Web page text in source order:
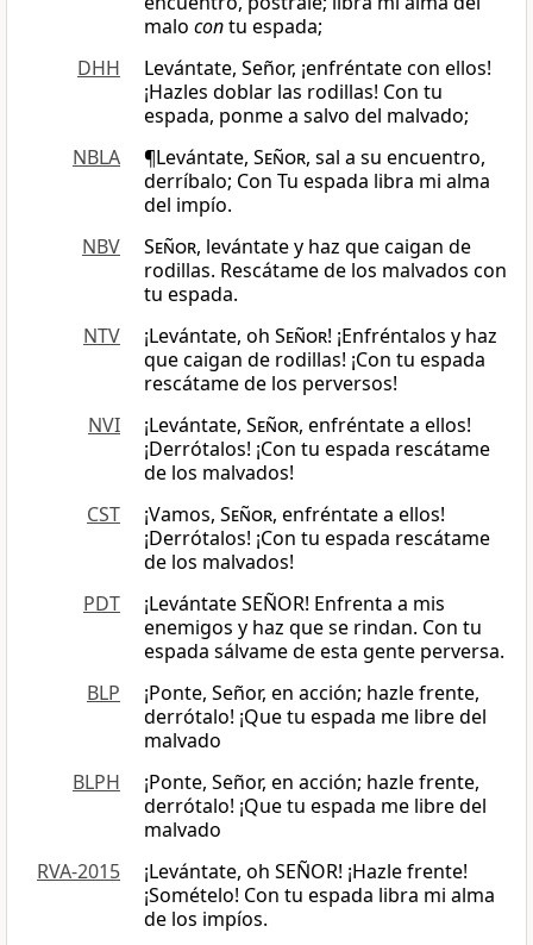
malo contu espada;
DHH
Levántate, Señor, ¡enfréntate con ellos!
¡Hazles doblar las rodillas! Con tu
espada, ponme a salvo del malvado;
NBLA
¶Levántate, Señor, sal a su encuentro,
derríbalo; Con Tu espada libra mi alma
del impío.
NBV
Señor, levántate y haz que caigan de
rodillas. Rescátame de los malvados con
tu espada.
NTV
¡Levántate, oh Señor! ¡Enfréntalos y haz
que caigan de rodillas! ¡Con tu espada
rescátame de los perversos!
NVI
¡Levántate, Señor, enfréntate a ellos!
¡Derrótalos! ¡Con tu espada rescátame
de los malvados!
CST
¡Vamos, Señor, enfréntate a ellos!
¡Derrótalos! ¡Con tu espada rescátame
de los malvados!
PDT
¡Levántate SEÑOR! Enfrenta a mis
enemigos y haz que se rindan. Con tu
espada sálvame de esta gente perversa.
BLP
¡Ponte, Señor, en acción; hazle frente,
derrótalo! ¡Que tu espada me libre del
malvado
BLPH
¡Ponte, Señor, en acción; hazle frente,
derrótalo! ¡Que tu espada me libre del
malvado
RVA-2015
¡Levántate, oh SEÑOR! ¡Hazle frente!
¡Somételo! Con tu espada libra mi alma
de los impíos.